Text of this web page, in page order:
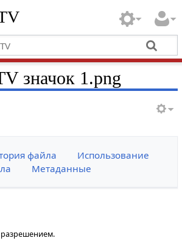
значок 1.png
файла
Использование
Метаданные